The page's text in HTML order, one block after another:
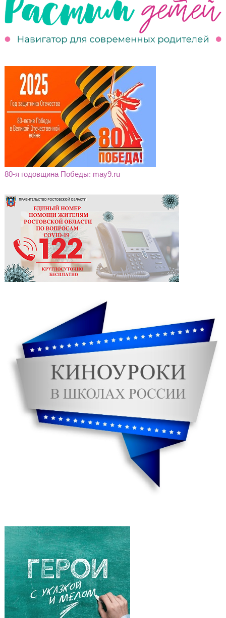
80-я годовщина Победы: may9.ru